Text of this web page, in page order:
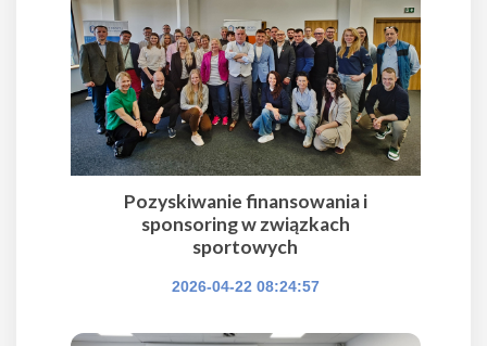
Pozyskiwanie finansowania i
sponsoring w związkach
sportowych
2026-04-22 08:24:57